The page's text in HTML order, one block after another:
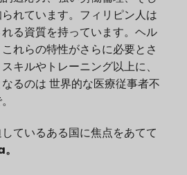
れています。フィリピン人は
る資質を持っています。ヘル
れらの特性がさらに必要とさ
キルやトレーニング以上に、
なるのは世界的な医療従事者不
ているある国に焦点をあてて